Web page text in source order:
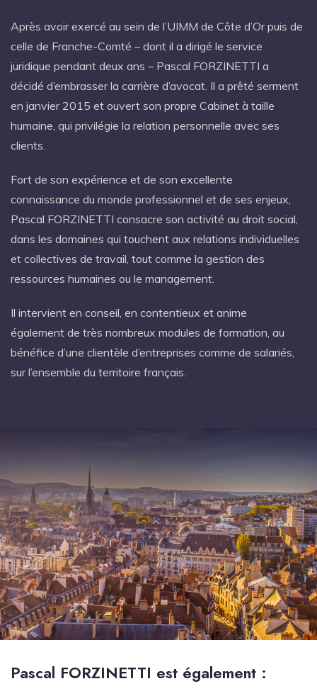
Après avoir exercé au sein de l’UIMM de Côte d’Or puis de
celle de Franche-Comté – dont il a dirigé le service
juridique pendant deux ans – Pascal FORZINETTI a
décidé d’embrasser la carrière d’avocat. Il a prêté serment
en janvier 2015 et ouvert son propre Cabinet à taille
humaine, qui privilégie la relation personnelle avec ses
clients.
Fort de son expérience et de son excellente
connaissance du monde professionnel et de ses enjeux,
Pascal FORZINETTI consacre son activité au droit social,
dans les domaines qui touchent aux relations individuelles
et collectives de travail, tout comme la gestion des
ressources humaines ou le management.
Il intervient en conseil, en contentieux et anime
également de très nombreux modules de formation, au
bénéfice d’une clientèle d’entreprises comme de salariés,
sur l’ensemble du territoire français.
Pascal FORZINETTI est également :